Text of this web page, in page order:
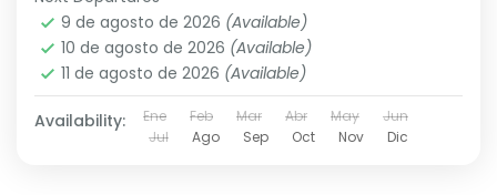
9 de agosto de 2026 (Available)
10 de agosto de 2026 (Available)
11 de agosto de 2026 (Available)
Availability: Ene Feb Mar Abr May
Jun
Jul
Ago Sep Oct Nov Dic